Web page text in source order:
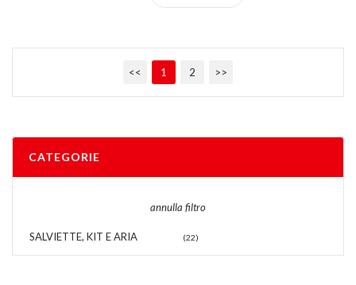
<< 1 2 >>
CATEGORIE
annulla filtro
SALVIETTE, KIT E ARIA (22)